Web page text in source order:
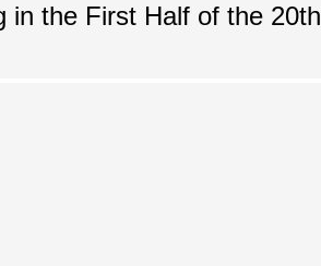
in the First Half of the 20th